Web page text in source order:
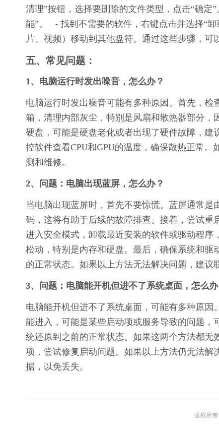
清理”按钮，选择要删除的文件类型，点击“确定
能”。   - 找到不需要的软件，右键点击并选择“
片、视频）移动到其他盘符。通过这些步骤，可
五、常见问题：
1、电脑运行时发出噪音，怎么办？
电脑运行时发出噪音可能有多种原因。首先，
箱，清理内部灰尘，特别是风扇和散热器部分
硬盘，可能是硬盘老化或者出现了硬件故障，
控软件查看CPU和GPU的温度，确保散热正常
测和维修。
2、问题：电脑出现蓝屏，怎么办？
当电脑出现蓝屏时，首先不要惊慌。蓝屏通常
码，这将有助于后续的故障排查。接着，尝试
进入安全模式，卸载最近安装的软件或驱动程
松动，特别是内存和硬盘。最后，确保系统和
的正常状态。如果以上方法无法解决问题，建议
3、问题：电脑能开机但进不了系统桌面，怎么办
电脑能开机但进不了系统桌面，可能有多种原
能进入，可能是某些启动项或服务导致的问题
统还原到之前的正常状态。如果这两个方法都无
项，尝试修复启动问题。如果以上方法仍无法
据，以免丢失。
版权所